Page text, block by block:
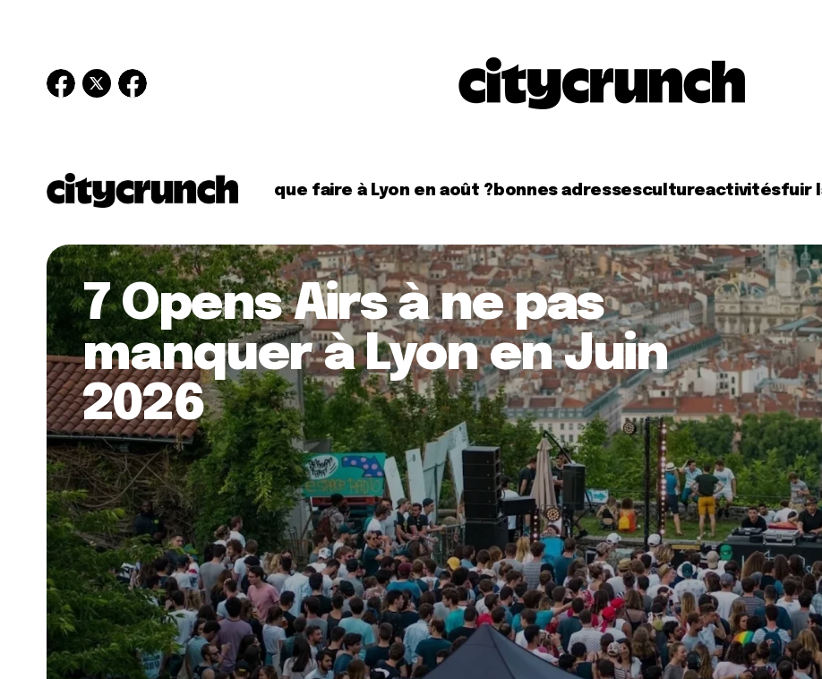
que faire à Lyon en août ? bonnes adressescultureactivitésfuir
7 Opens Airs à ne pas
manquer à Lyon en Juin
2026